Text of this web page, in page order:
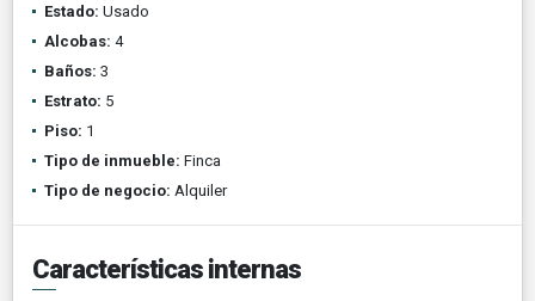
Estado: Usado
Alcobas: 4
Baños: 3
Estrato: 5
Piso: 1
Tipo de inmueble: Finca
Tipo de negocio: Alquiler
Características internas